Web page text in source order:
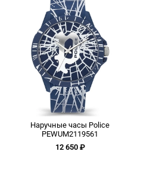
Наручные часы Police
PEWUM2119561
12 650 ₽